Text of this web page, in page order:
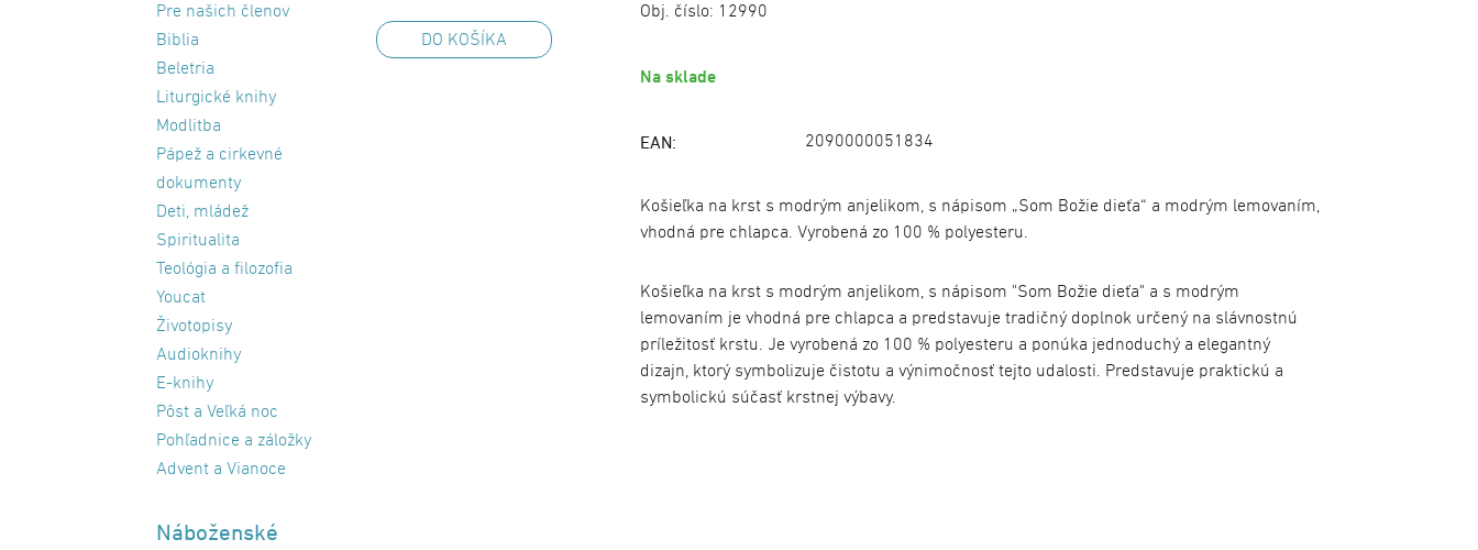
Obj. číslo: 12990
Na sklade
EAN: 2090000051834
Košieľka na krst s modrým anjelikom, s nápisom „Som Božie dieťa“ a modrým lemovaním,
vhodná pre chlapca. Vyrobená zo 100 % polyesteru.
Košieľka na krst s modrým anjelikom, s nápisom "Som Božie dieťa" a s modrým
lemovaním je vhodná pre chlapca a predstavuje tradičný doplnok určený na slávnostnú
príležitosť krstu. Je vyrobená zo 100 % polyesteru a ponúka jednoduchý a elegantný
dizajn, ktorý symbolizuje čistotu a výnimočnosť tejto udalosti. Predstavuje praktickú a
symbolickú súčasť krstnej výbavy.
DO KOŠÍKA
Pre našich členov
Biblia
Beletria
Liturgické knihy
Modlitba
Pápež a cirkevné
dokumenty
Deti, mládež
Spiritualita
Teológia a filozofia
Youcat
Životopisy
Audioknihy
E-knihy
Pôst a Veľká noc
Pohľadnice a záložky
Advent a Vianoce
Náboženské